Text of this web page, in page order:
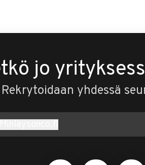
jo
Rekrytoidaan yhdessä